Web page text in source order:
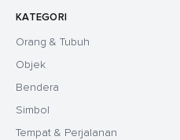
KATEGORI
Orang & Tubuh
Objek
Bendera
Simbol
Tempat & Perjalanan